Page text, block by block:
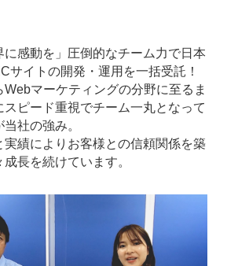
に感動を」圧倒的なチーム力で日本
サイトの開発・運用を一括受託！
Webマーケティングの分野に至るま
スピード重視でチーム一丸となって
社の強み。
実績によりお客様との信頼関係を築
長を続けています。